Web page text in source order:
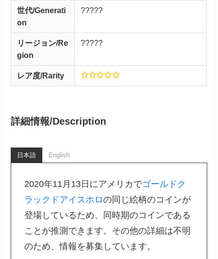
世代/Generati
on
?????
リージョン/Re
gion
?????
レア度/Rarity
詳細情報/Description
日本語 English
2020年11月13日にアメリカでゴールドク
ラックドアイスホロの同じ絵柄のコインが
登場しているため、同時期のコインである
ことが推測できます。その他の詳細は不明
のため、情報を募集しています。